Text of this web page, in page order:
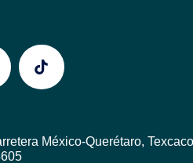
México-Querétaro,